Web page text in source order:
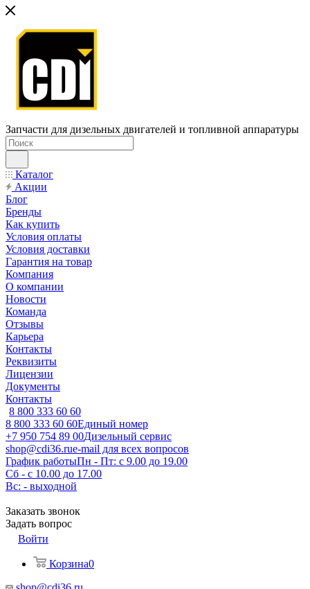
Запчасти для дизельных двигателей и топливной аппаратуры
Каталог
Акции
Блог
Бренды
Как купить
Условия оплаты
Условия доставки
Гарантия на товар
Компания
О компании
Новости
Команда
Отзывы
Карьера
Контакты
Реквизиты
Лицензии
Документы
Контакты
8 800 333 60 60
8 800 333 60 60Единый номер
+7 950 754 89 00Дизельный сервис
shop@cdi36.rue-mail для всех вопросов
График работыПн - Пт: с 9.00 до 19.00
Сб - с 10.00 до 17.00
Вс: - выходной
Заказать звонок
Задать вопрос
Войти
Корзина0